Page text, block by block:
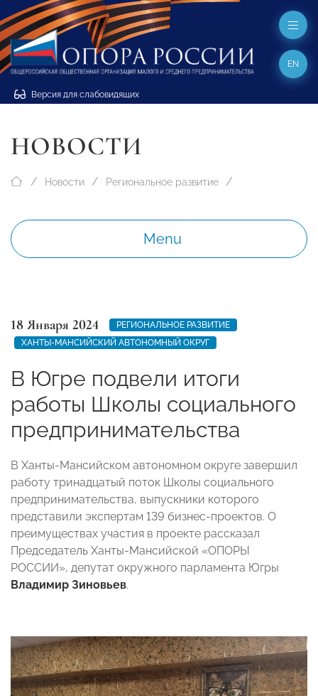
Версия для слабовидящих
EN
НОВОСТИ
Новости Региональное развитие
Menu
18 Января 2024
РЕГИОНАЛЬНОЕ РАЗВИТИЕ
ХАНТЫ-МАНСИЙСКИЙ АВТОНОМНЫЙ ОКРУГ
В Югре подвели итоги
работы Школы социального
предпринимательства
В Ханты-Мансийском автономном округе завершил
работу тринадцатый поток Школы социального
предпринимательства, выпускники которого
представили экспертам 139 бизнес-проектов. О
преимуществах участия в проекте рассказал
Председатель Ханты-Мансийской «ОПОРЫ
РОССИИ», депутат окружного парламента Югры
Владимир Зиновьев.